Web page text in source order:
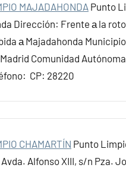
MAJADAHONDA Punto
Dirección: Frente а la
а Majadahonda
Comunidad
CP: 28220
CHAMARTÍN Punto
Alfonso XIII, s/n Pza.